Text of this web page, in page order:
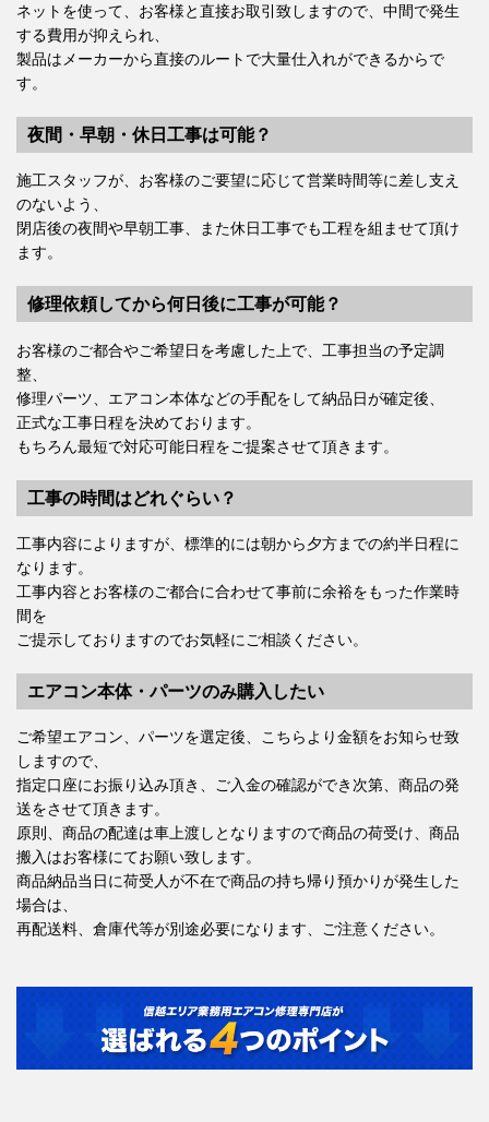
ネットを使って、お客様と直接お取引致しますので、中間で発生
する費用が抑えられ、
製品はメーカーから直接のルートで大量仕入れができるからで
す。
夜間・早朝・休日工事は可能？
施工スタッフが、お客様のご要望に応じて営業時間等に差し支え
のないよう、
閉店後の夜間や早朝工事、また休日工事でも工程を組ませて頂け
ます。
修理依頼してから何日後に工事が可能？
お客様のご都合やご希望日を考慮した上で、工事担当の予定調
整、
修理パーツ、エアコン本体などの手配をして納品日が確定後、
正式な工事日程を決めております。
もちろん最短で対応可能日程をご提案させて頂きます。
工事の時間はどれぐらい？
工事内容によりますが、標準的には朝から夕方までの約半日程に
なります。
工事内容とお客様のご都合に合わせて事前に余裕をもった作業時
間を
ご提示しておりますのでお気軽にご相談ください。
エアコン本体・パーツのみ購入したい
ご希望エアコン、パーツを選定後、こちらより金額をお知らせ致
しますので、
指定口座にお振り込み頂き、ご入金の確認ができ次第、商品の発
送をさせて頂きます。
原則、商品の配達は車上渡しとなりますので商品の荷受け、商品
搬入はお客様にてお願い致します。
商品納品当日に荷受人が不在で商品の持ち帰り預かりが発生した
場合は、
再配送料、倉庫代等が別途必要になります、ご注意ください。